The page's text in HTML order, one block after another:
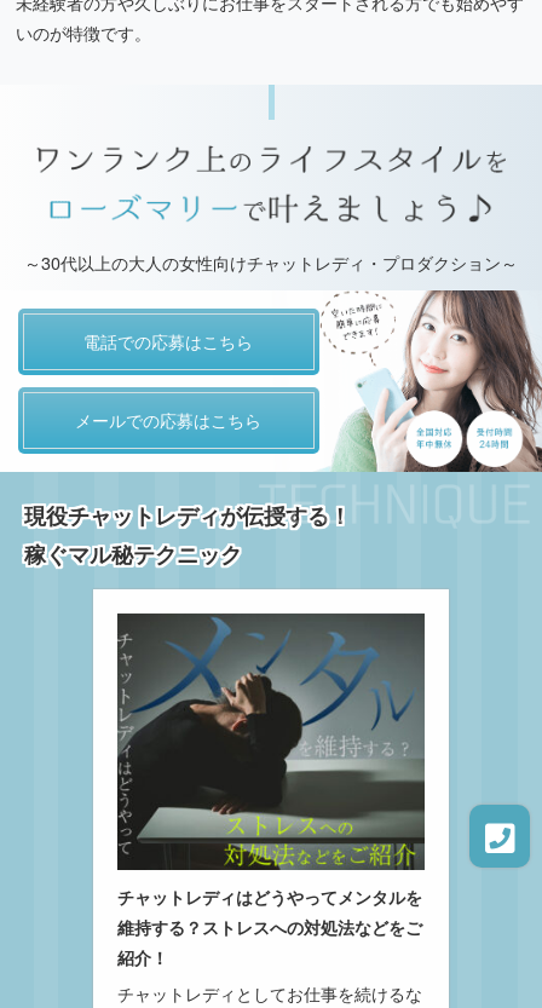
いのが特徴です。
～30代以上の大人の女性向けチャットレディ・プロダクション～
電話での応募はこちら
メールでの応募はこちら
現役チャットレディが伝授する！
稼ぐマル秘テクニック
チャットレディはどうやってメンタルを
維持する？ストレスへの対処法などをご
紹介！
チャットレディとしてお仕事を続けるな